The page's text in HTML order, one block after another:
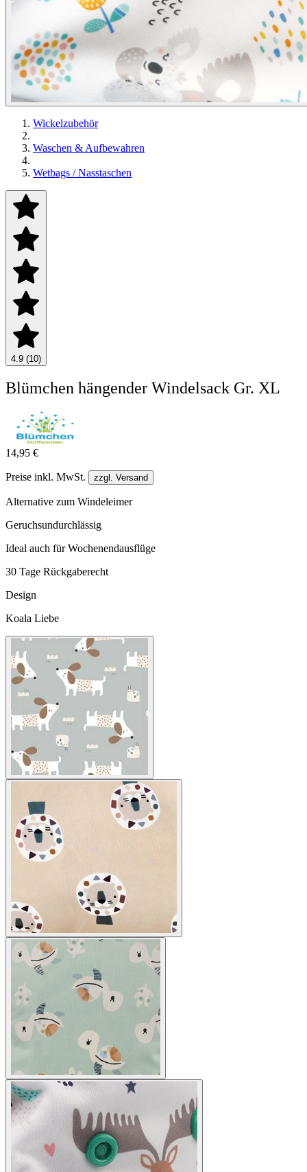
Wickelzubehör
Waschen & Aufbewahren
Wetbags / Nasstaschen
4.9 (10)
Blümchen hängender Windelsack Gr. XL
14,95 €
Preise inkl. MwSt. zzgl. Versand
Alternative zum Windeleimer
Geruchsundurchlässig
Ideal auch für Wochenendausflüge
30 Tage Rückgaberecht
Design
Koala Liebe